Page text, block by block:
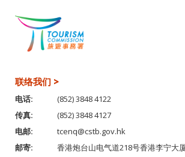
联络我们 >
电话:
(852) 3848 4122
传真:
(852) 3848 4127
电邮:
tcenq@cstb.gov.hk
邮寄:
香港炮台山电气道218号香港李宁大